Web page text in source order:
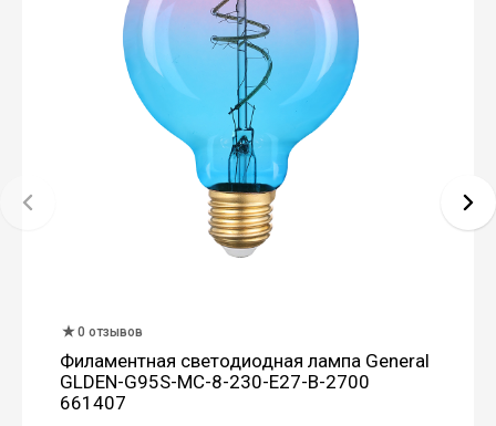
0 отзывов
Филаментная светодиодная лампа General
GLDEN-G95S-MC-8-230-E27-B-2700
661407